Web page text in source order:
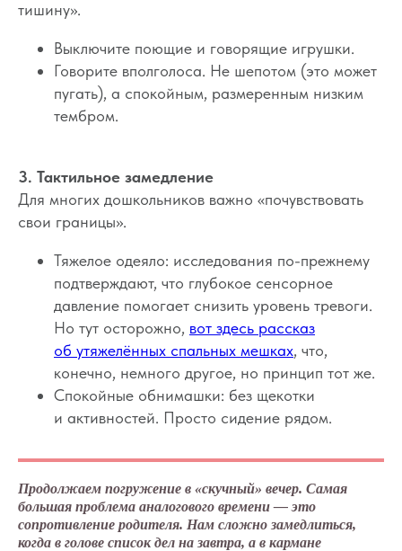
тишину».
Выключите поющие и говорящие игрушки.
Говорите вполголоса. Не шепотом (это может
пугать), а спокойным, размеренным низким
тембром.
3. Тактильное замедление
Для многих дошкольников важно «почувствовать
свои границы».
Тяжелое одеяло: исследования по-прежнему
подтверждают, что глубокое сенсорное
давление помогает снизить уровень тревоги.
Но тут осторожно, вот здесь рассказ
об утяжелённых спальных мешках, что,
конечно, немного другое, но принцип тот же.
Спокойные обнимашки: без щекотки
и активностей. Просто сидение рядом.
Продолжаем погружение в «скучный» вечер. Самая
большая проблема аналогового времени — это
сопротивление родителя. Нам сложно замедлиться,
когда в голове список дел на завтра, а в кармане